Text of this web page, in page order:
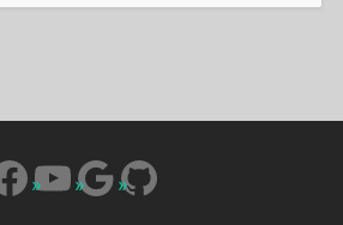
1994)”
YouTube
Google
GitHub